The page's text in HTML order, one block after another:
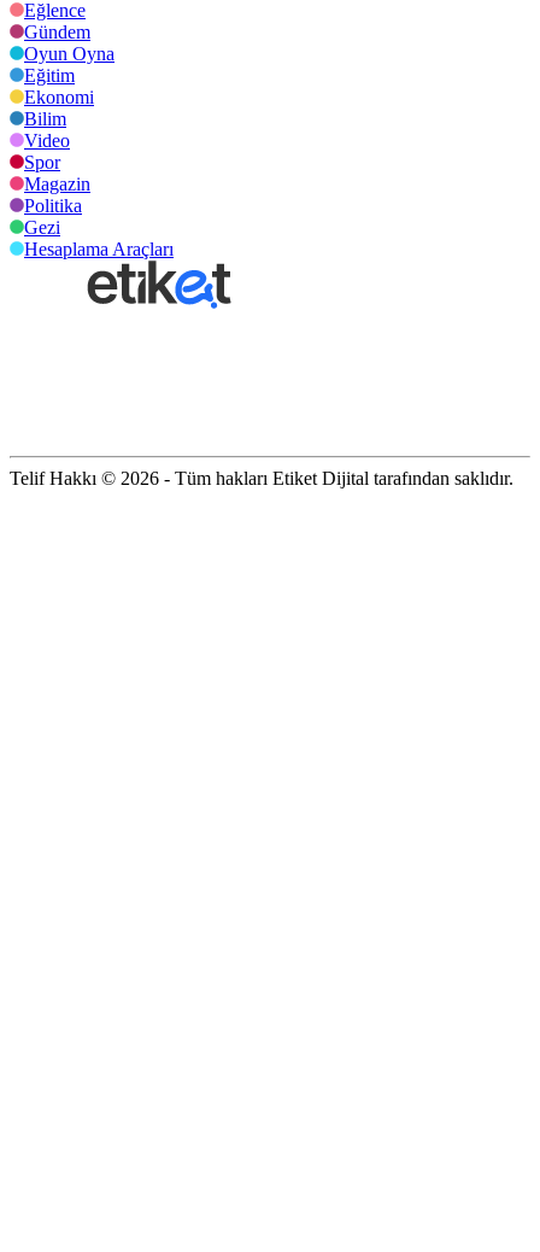
Eğlence
Gündem
Oyun Oyna
Eğitim
Ekonomi
Bilim
Video
Spor
Magazin
Politika
Gezi
Hesaplama Araçları
Telif Hakkı © 2026 - Tüm hakları Etiket Dijital tarafından saklıdır.